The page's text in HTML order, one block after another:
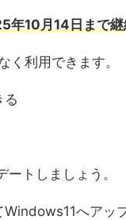
10月14日まで継
利用できます。
る
トしましょう。
へアッ